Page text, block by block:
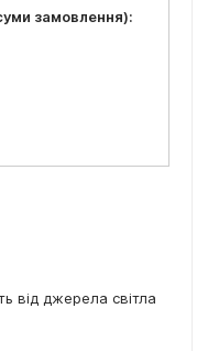
замовлення):
від джерела світла